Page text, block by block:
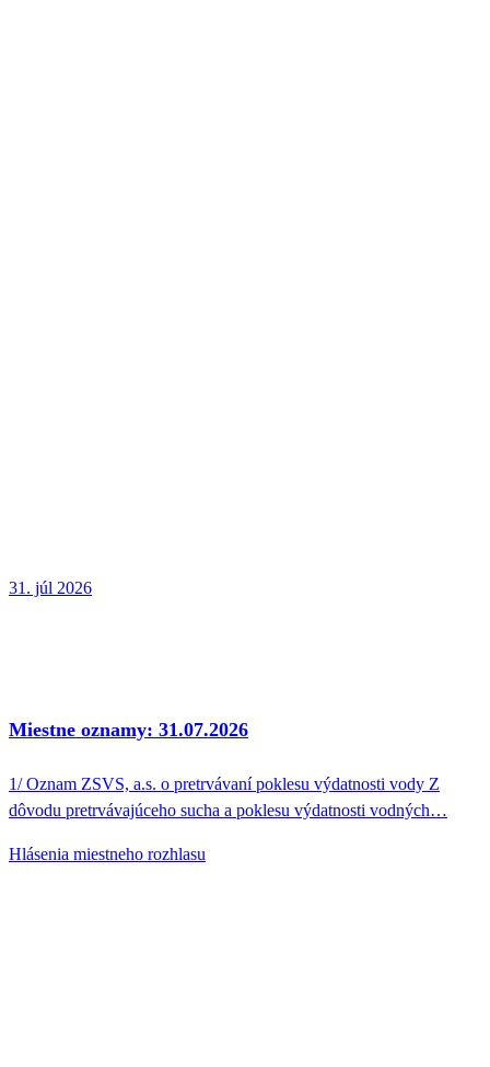
31. júl 2026
Miestne oznamy: 31.07.2026
1/ Oznam ZSVS, a.s. o pretrvávaní poklesu výdatnosti vody Z
dôvodu pretrvávajúceho sucha a poklesu výdatnosti vodných…
Hlásenia miestneho rozhlasu